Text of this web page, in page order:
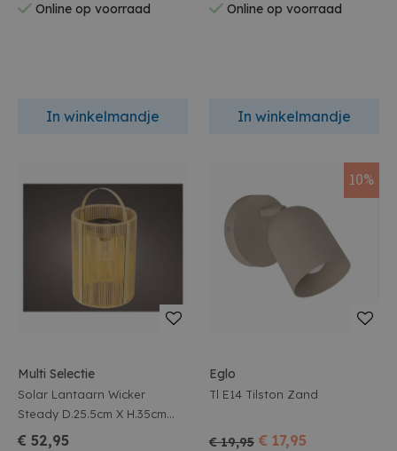
Online op voorraad
In winkelmandje
Online op voorraad
In winkelmandje
Multi Selectie
Solar Lantaarn Wicker
Steady D.25.5cm X H.35cm
Naturel/warm Wit
€ 52,95
10%
Eglo
Tl E14 Tilston Zand
€ 19,95 € 17,95